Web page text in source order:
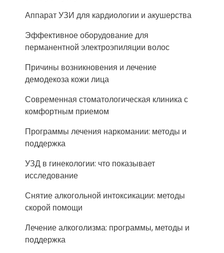
Аппарат УЗИ для кардиологии и акушерства
Эффективное оборудование для
перманентной электроэпиляции волос
Причины возникновения и лечение
демодекоза кожи лица
Современная стоматологическая клиника с
комфортным приемом
Программы лечения наркомании: методы и
поддержка
УЗД в гинекологии: что показывает
исследование
Снятие алкогольной интоксикации: методы
скорой помощи
Лечение алкоголизма: программы, методы и
поддержка